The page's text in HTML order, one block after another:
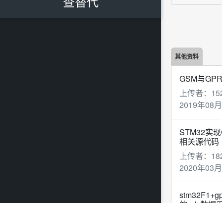
其他资料
GSM与
上传者：
2019年08
STM32实
相关源代码
上传者：
2020年03